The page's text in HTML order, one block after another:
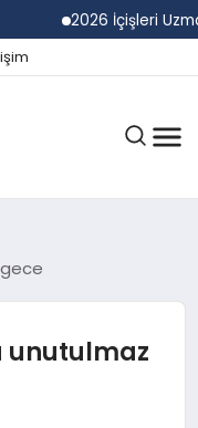
2026 İçişleri Uzman
unutulmaz